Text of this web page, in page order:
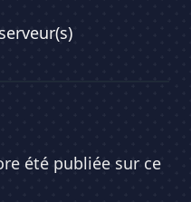
été publiée sur ce